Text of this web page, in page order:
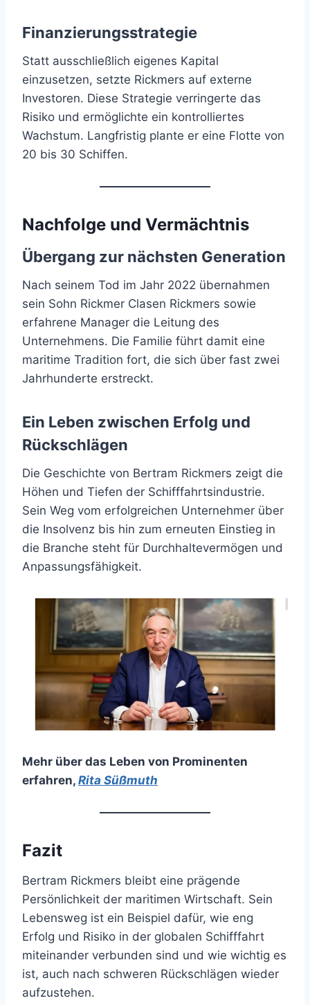
Finanzierungsstrategie
Statt ausschließlich eigenes Kapital
einzusetzen, setzte Rickmers auf externe
Investoren. Diese Strategie verringerte das
Risiko und ermöglichte ein kontrolliertes
Wachstum. Langfristig plante er eine Flotte von
20 bis 30 Schiffen.
Nachfolge und Vermächtnis
Übergang zur nächsten Generation
Nach seinem Tod im Jahr 2022 übernahmen
sein Sohn Rickmer Clasen Rickmers sowie
erfahrene Manager die Leitung des
Unternehmens. Die Familie führt damit eine
maritime Tradition fort, die sich über fast zwei
Jahrhunderte erstreckt.
Ein Leben zwischen Erfolg und
Rückschlägen
Die Geschichte von Bertram Rickmers zeigt die
Höhen und Tiefen der Schifffahrtsindustrie.
Sein Weg vom erfolgreichen Unternehmer über
die Insolvenz bis hin zum erneuten Einstieg in
die Branche steht für Durchhaltevermögen und
Anpassungsfähigkeit.
Mehr über das Leben von Prominenten
erfahren, Rita Süßmuth
Fazit
Bertram Rickmers bleibt eine prägende
Persönlichkeit der maritimen Wirtschaft. Sein
Lebensweg ist ein Beispiel dafür, wie eng
Erfolg und Risiko in der globalen Schifffahrt
miteinander verbunden sind und wie wichtig es
ist, auch nach schweren Rückschlägen wieder
aufzustehen.